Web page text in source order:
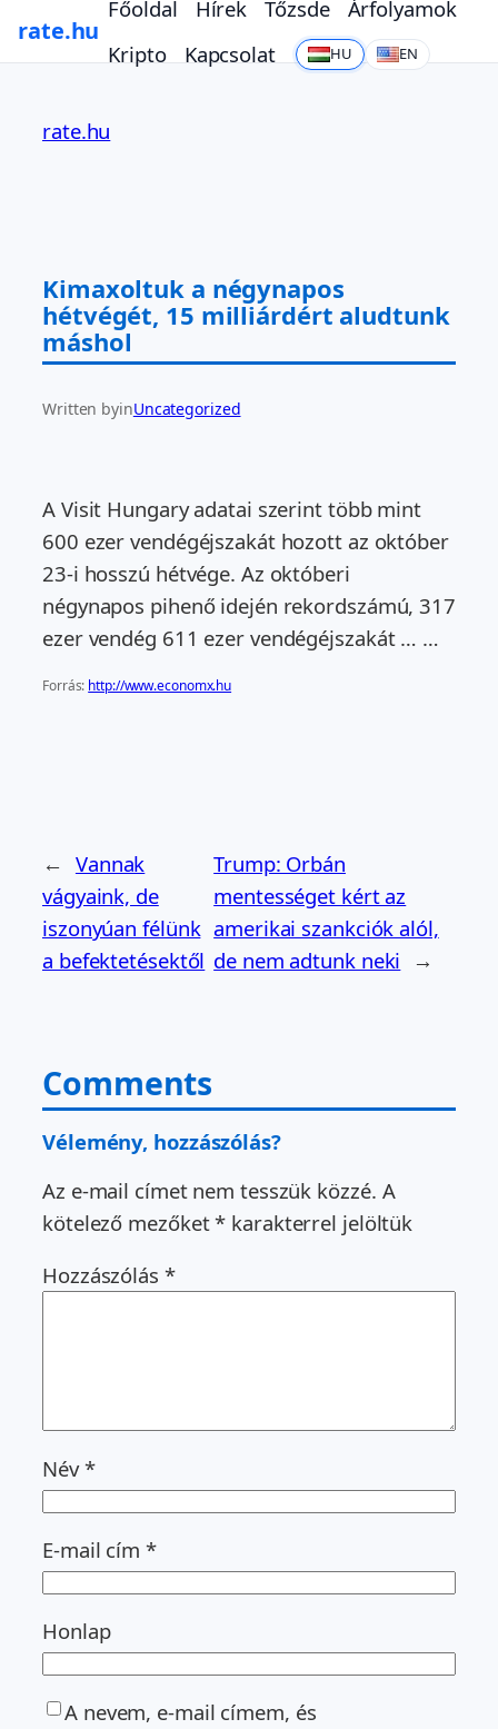
rate.hu
Főoldal Hírek Tőzsde
Árfolyamok
Kripto
Kapcsolat HU EN
tartalomhoz
rate.hu
Kimaxoltuk a négynapos
hétvégét, 15 milliárdért aludtunk
máshol
Written byinUncategorized
A Visit Hungary adatai szerint több mint
600 ezer vendégéjszakát hozott az október
23-i hosszú hétvége. Az októberi
négynapos pihenő idején rekordszámú, 317
ezer vendég 611 ezer vendégéjszakát … …
Forrás: http://www.economx.hu
← Vannak
vágyaink, de
iszonyúan félünk
a befektetésektől
Trump: Orbán
mentességet kért az
amerikai szankciók alól,
de nem adtunk neki →
Comments
Vélemény, hozzászólás?
Az e-mail címet nem tesszük közzé. A
kötelező mezőket* karakterrel jelöltük
Hozzászólás *
Név*
E-mail cím *
Honlap
A nevem, e-mail címem, és